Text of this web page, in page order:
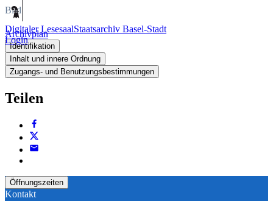
Digitaler LesesaalStaatsarchiv Basel-Stadt
Login
Bild
Archivplan
Identifikation
Inhalt und innere Ordnung
Zugangs- und Benutzungsbestimmungen
Teilen
Öffnungszeiten
Kontakt